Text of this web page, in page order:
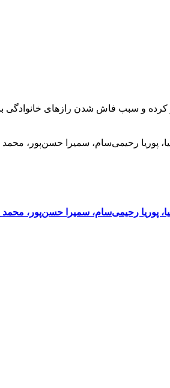
و سبب فاش شدن رازهای خانوادگی
پوریا رحیمی‌سام، سمیرا حسن‌پور،
پوریا رحیمی‌سام، سمیرا حسن‌پور،